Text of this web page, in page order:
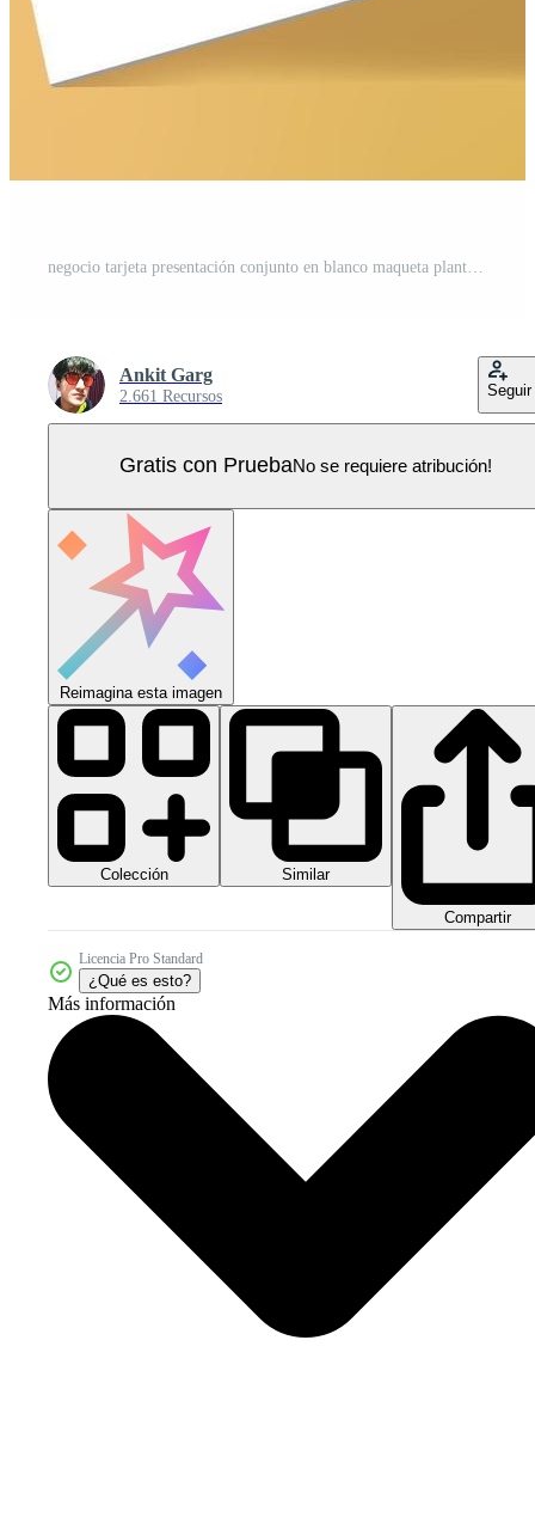
Ankit Garg
2.661 Recursos Seguir
Gratis con PruebaNo se requiere atribución!
Reimagina esta imagen
Colección Similar
Compartir
Licencia Pro Standard
¿Qué es esto?
Más información